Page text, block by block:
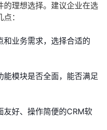
的理想选择。建议企业在选
：
和业务需求，选择合适的
能模块是否全面，能否满足
友好、操作简便的CRM软